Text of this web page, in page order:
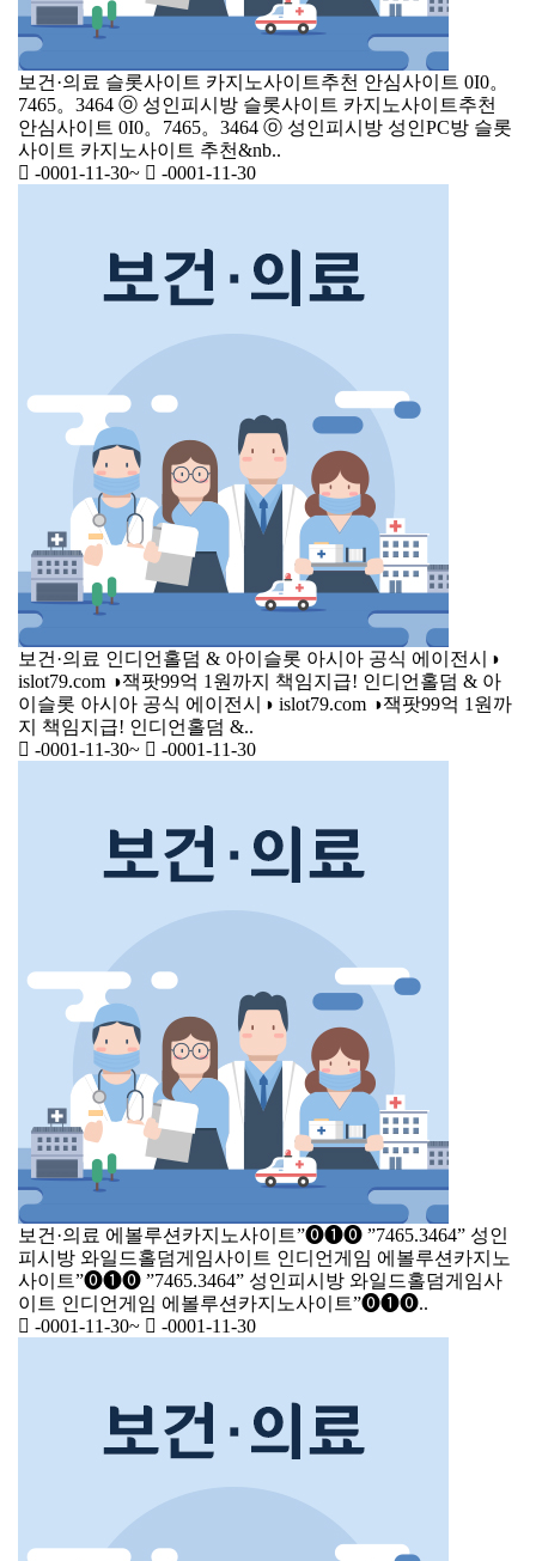
보건·의료 슬롯사이트 카지노사이트추천 안심사이트 0I0。
7465。3464 ⓞ 성인피시방 슬롯사이트 카지노사이트추천
안심사이트 0I0。7465。3464 ⓞ 성인피시방 성인PC방 슬롯
사이트 카지노사이트 추천&nb..
-0001-11-30~ -0001-11-30
보건·의료 인디언홀덤 & 아이슬롯 아시아 공식 에이전시◑
islot79.com ◑잭팟99억 1원까지 책임지급! 인디언홀덤 & 아
이슬롯 아시아 공식 에이전시◑ islot79.com ◑잭팟99억 1원까
지 책임지급! 인디언홀덤 &..
-0001-11-30~ -0001-11-30
보건·의료 에볼루션카­지노사이트”⓿❶⓿ ”7465.3464” 성인
피시방 와일드홀덤게임사이트 인디언게임 에볼루션카­지노
사이트”⓿❶⓿ ”7465.3464” 성인피시방 와일드홀덤게임사
이트 인디언게임 에볼루션카­지노사이트”⓿❶⓿..
-0001-11-30~ -0001-11-30